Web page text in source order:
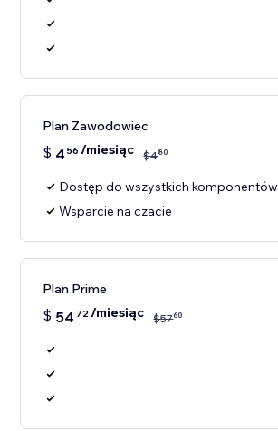
Plan Zawodowiec
$ 4 56 /miesiąc $480
Dostęp do wszystkich komponentów
Wsparcie na czacie
Plan Prime
$ 54 72/miesiąc $5760